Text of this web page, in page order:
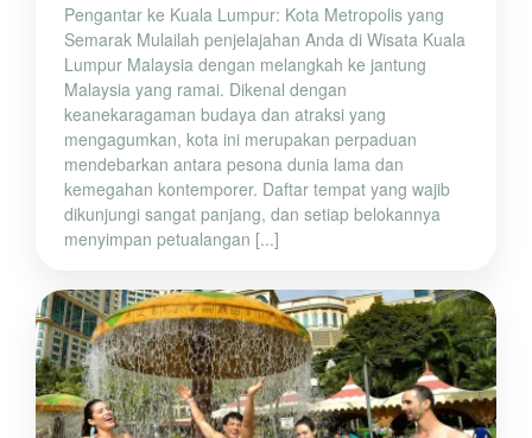
Pengantar ke Kuala Lumpur: Kota Metropolis yang
Semarak Mulailah penjelajahan Anda di Wisata Kuala
Lumpur Malaysia dengan melangkah ke jantung
Malaysia yang ramai. Dikenal dengan
keanekaragaman budaya dan atraksi yang
mengagumkan, kota ini merupakan perpaduan
mendebarkan antara pesona dunia lama dan
kemegahan kontemporer. Daftar tempat yang wajib
dikunjungi sangat panjang, dan setiap belokannya
menyimpan petualangan [...]